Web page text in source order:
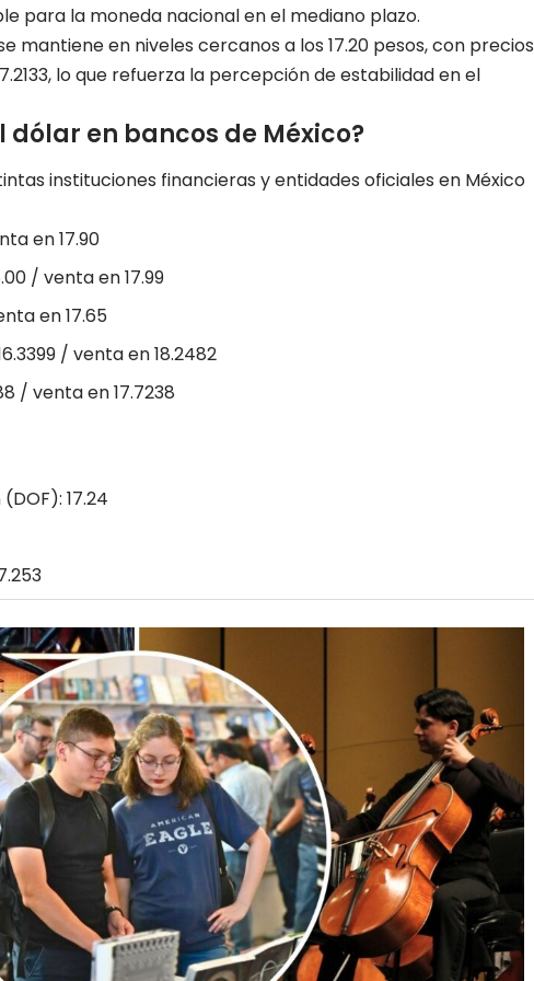
para la moneda nacional en el mediano plazo.
mantiene en niveles cercanos a los 17.20 pesos, con precios
lo que refuerza la percepción de estabilidad en el
dólar en bancos de México?
instituciones financieras y entidades oficiales en México
en 17.90
/ venta en 17.99
en 17.65
/ venta en 18.2482
/ venta en 17.7238
17.24